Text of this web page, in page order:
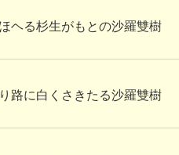
ヘる杉生がもとの沙羅雙樹
路に白くさきたる沙羅雙樹